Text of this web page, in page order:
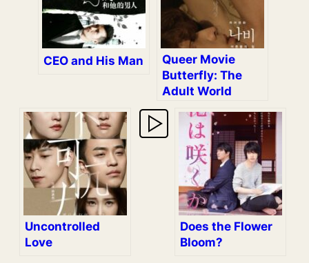
CEO and His Man
Queer Movie
Butterfly: The
Adult World
Uncontrolled
Love
Does the Flower
Bloom?